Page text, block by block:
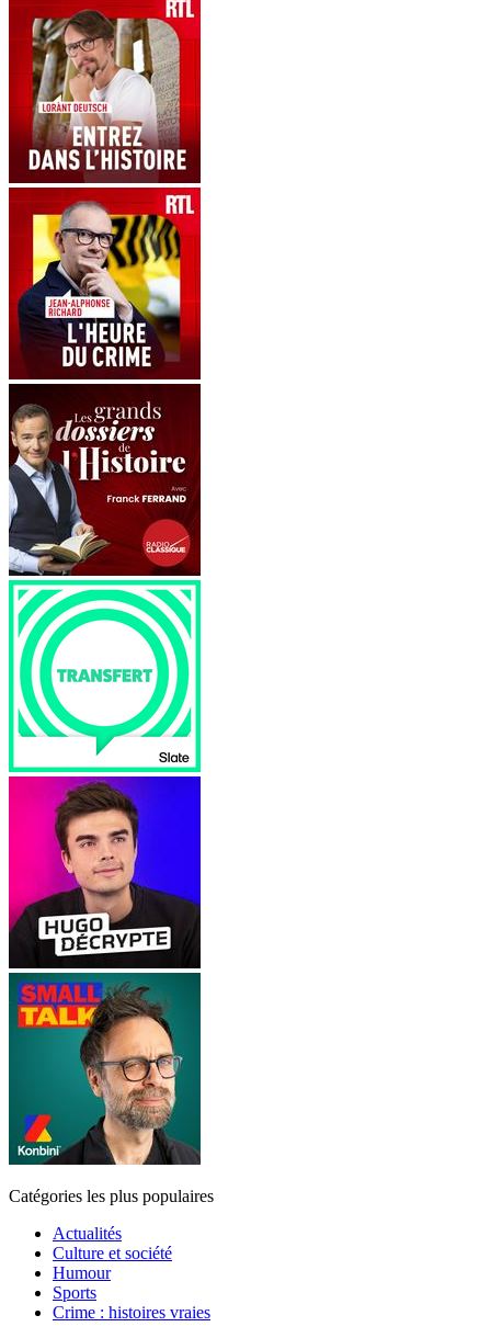
Catégories les plus populaires
Actualités
Culture et société
Humour
Sports
Crime : histoires vraies